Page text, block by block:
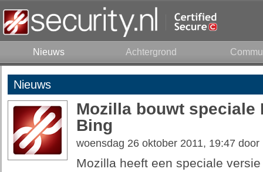
Nieuws Achtergrond
Nieuws
Mozilla bouwt
Bing
woensdag 26 oktober 2011, 19:47 door
Mozilla heeft een speciale